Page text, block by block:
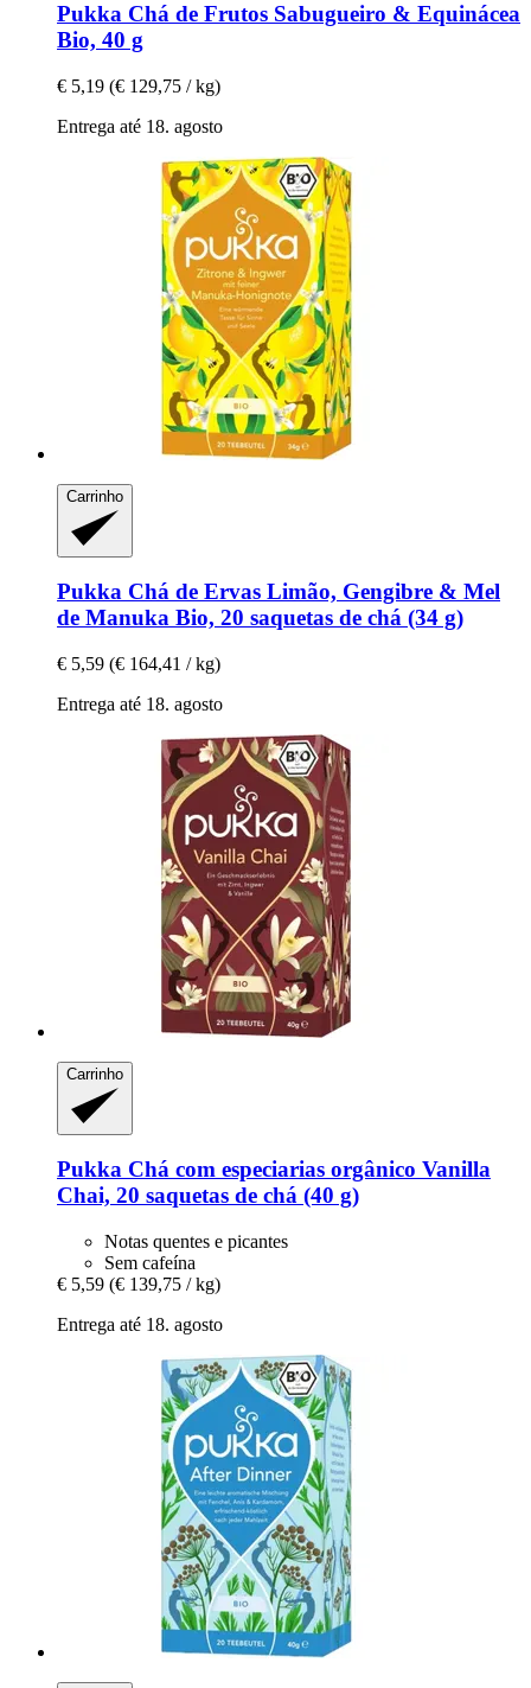
Pukka Chá de Frutos Sabugueiro & Equinácea
Bio, 40 g
€ 5,19 (€ 129,75 / kg)
Entrega até 18. agosto
Carrinho
Pukka Chá de Ervas Limão, Gengibre & Mel
de Manuka Bio, 20 saquetas de chá (34 g)
€ 5,59 (€ 164,41 / kg)
Entrega até 18. agosto
Carrinho
Pukka Chá com especiarias orgânico Vanilla
Chai, 20 saquetas de chá (40 g)
Notas quentes e picantes
Sem cafeína
€ 5,59 (€ 139,75 / kg)
Entrega até 18. agosto